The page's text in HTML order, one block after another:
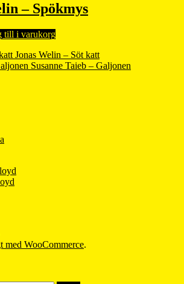
– Spökmys
till i varukorg
Jonas Welin – Söt katt
Susanne Taieb – Galjonen
med WooCommerce.